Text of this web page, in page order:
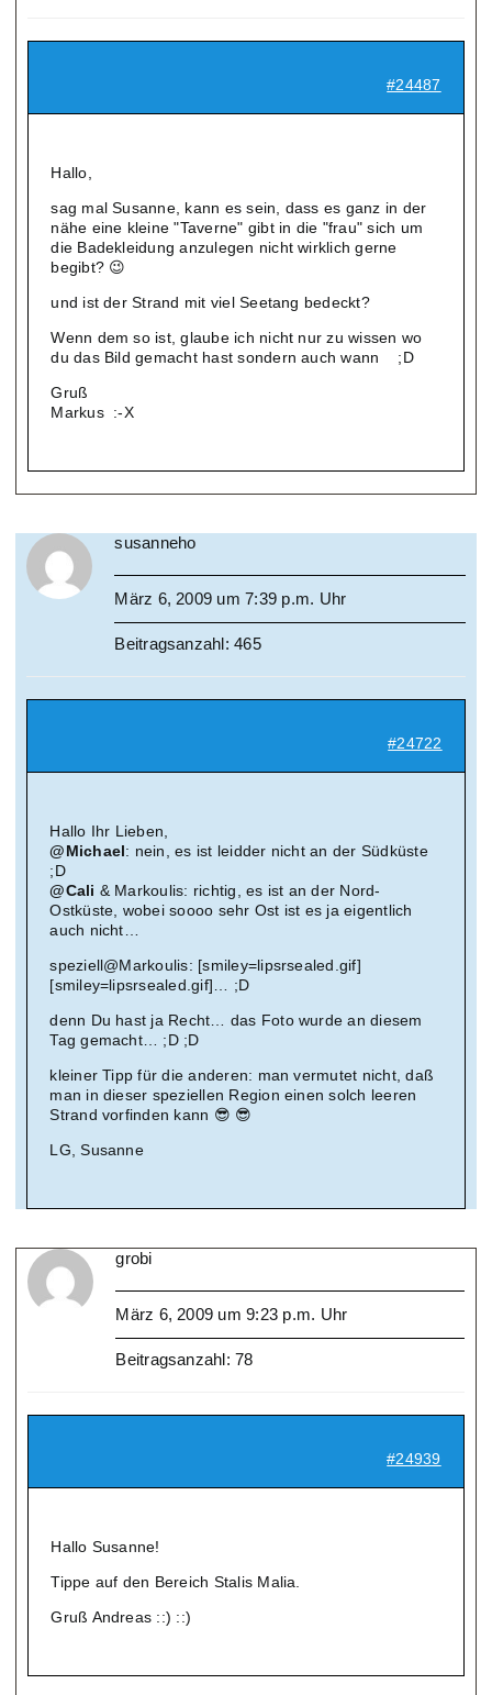
#24487
Hallo,
sag mal Susanne, kann es sein, dass es ganz in der
nähe eine kleine "Taverne" gibt in die "frau" sich um
die Badekleidung anzulegen nicht wirklich gerne
begibt? 😉
und ist der Strand mit viel Seetang bedeckt?
Wenn dem so ist, glaube ich nicht nur zu wissen wo
du das Bild gemacht hast sondern auch wann ;D
Gruß
Markus :-X
susanneho
März 6, 2009 um 7:39 p.m. Uhr
Beitragsanzahl: 465
#24722
Hallo Ihr Lieben,
@Michael: nein, es ist leidder nicht an der Südküste
;D
@Cali & Markoulis: richtig, es ist an der Nord-
Ostküste, wobei soooo sehr Ost ist es ja eigentlich
auch nicht…
speziell@Markoulis: [smiley=lipsrsealed.gif]
[smiley=lipsrsealed.gif]… ;D
denn Du hast ja Recht… das Foto wurde an diesem
Tag gemacht… ;D ;D
kleiner Tipp für die anderen: man vermutet nicht, daß
man in dieser speziellen Region einen solch leeren
Strand vorfinden kann 😎 😎
LG, Susanne
grobi
März 6, 2009 um 9:23 p.m. Uhr
Beitragsanzahl: 78
#24939
Hallo Susanne!
Tippe auf den Bereich Stalis Malia.
Gruß Andreas ::) ::)